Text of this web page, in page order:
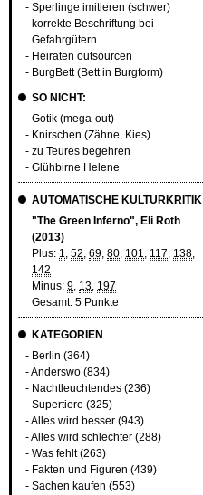
- Sperlinge imitieren (schwer)
- korrekte Beschriftung bei
Gefahrgütern
- Heiraten outsourcen
- BurgBett (Bett in Burgform)
SO NICHT:
- Gotik (mega-out)
- Knirschen (Zähne, Kies)
- zu Teures begehren
- Glühbirne Helene
AUTOMATISCHE KULTURKRITIK
"The Green Inferno", Eli Roth
(2013)
Plus: 1, 52, 69, 80, 101, 117, 138,
142
Minus: 9, 13, 197
Gesamt: 5 Punkte
KATEGORIEN
- Berlin (364)
-Anderswo(834)
- Nachtleuchtendes(236)
- Supertiere (325)
-Alles wird besser(943)
-Alles wird schlechter(288)
- Was fehlt(263)
- Fakten und Figuren (439)
- Sachen kaufen (553)